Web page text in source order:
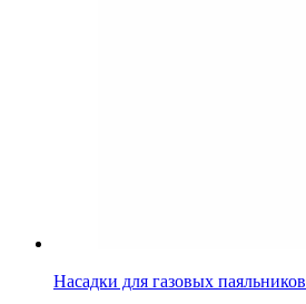
Насадки для газовых паяльников